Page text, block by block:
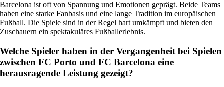
Barcelona ist oft von Spannung und Emotionen geprägt. Beide Teams
haben eine starke Fanbasis und eine lange Tradition im europäischen
Fußball. Die Spiele sind in der Regel hart umkämpft und bieten den
Zuschauern ein spektakuläres Fußballerlebnis.
Welche Spieler haben in der Vergangenheit bei Spielen
zwischen FC Porto und FC Barcelona eine
herausragende Leistung gezeigt?